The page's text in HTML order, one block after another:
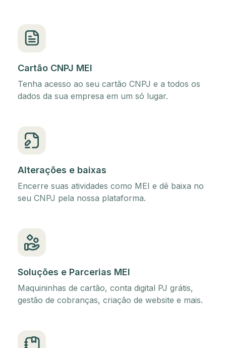
Cartão CNPJ MEI
Tenha acesso ao seu cartão CNPJ e a todos os
dados da sua empresa em um só lugar.
Alterações e baixas
Encerre suas atividades como MEI e dê baixa no
seu CNPJ pela nossa plataforma.
Soluções e Parcerias MEI
Maquininhas de cartão, conta digital PJ grátis,
gestão de cobranças, criação de website e mais.